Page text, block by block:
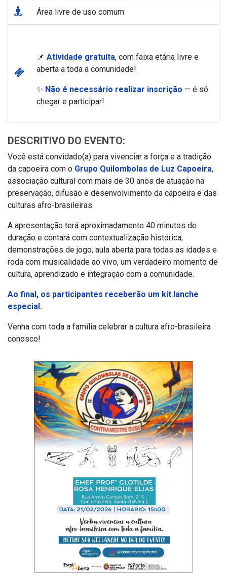
Área livre de uso comum
📌 Atividade gratuita, com faixa etária livre e
aberta a toda a comunidade!
✨ Não é necessário realizar inscrição — é só
chegar e participar!
DESCRITIVO DO EVENTO:
Você está convidado(a) para vivenciar a força e a tradição
da capoeira com o Grupo Quilombolas de Luz Capoeira,
associação cultural com mais de 30 anos de atuação na
preservação, difusão e desenvolvimento da capoeira e das
culturas afro-brasileiras.
A apresentação terá aproximadamente 40 minutos de
duração e contará com contextualização histórica,
demonstrações de jogo, aula aberta para todas as idades e
roda com musicalidade ao vivo, um verdadeiro momento de
cultura, aprendizado e integração com a comunidade.
Ao final, os participantes receberão um kit lanche
especial.
Venha com toda a família celebrar a cultura afro-brasileira
conosco!